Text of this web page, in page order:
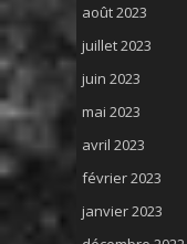
août 2023
juillet 2023
juin 2023
mai 2023
avril 2023
février 2023
janvier 2023